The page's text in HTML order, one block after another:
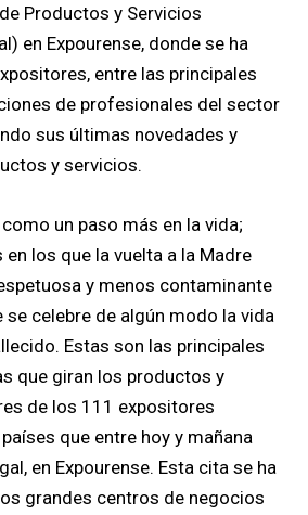
Productos y Servicios
en Expourense, donde se ha
entre las principales
de profesionales del sector
sus últimas novedades y
y servicios.
un paso más en la vida;
los que la vuelta a la Madre
y menos contaminante
se celebre de algún modo la vida
Estas son las principales
que giran los productos y
de los 111 expositores
que entre hoy y mañana
en Expourense. Esta cita se ha
grandes centros de negocios